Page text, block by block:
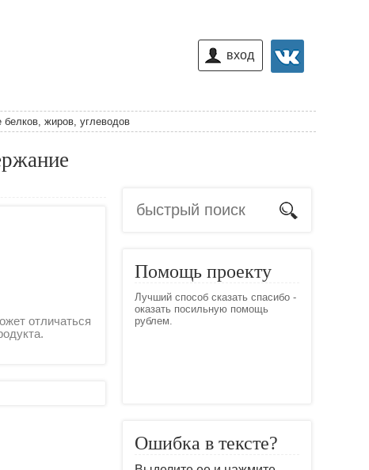
вход
жиров, углеводов
отличаться
Помощь проекту
Лучший способ сказать спасибо -
оказать посильную помощь
рублем.
Ошибка в тексте?